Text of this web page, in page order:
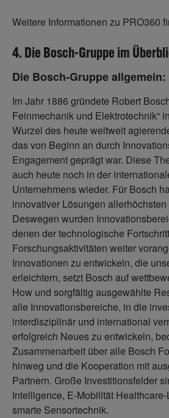
Weitere Informationen zu PRO360
4. Die Bosch-Gruppe im
Die Bosch-Gruppe allgemein:
Im Jahr 1886 gründete Robert
Feinmechanik und Elektrotechnik“
Wurzel des heute weltweit
das von Beginn an durch
Engagement geprägt war. Diese
auch heute noch in der
Unternehmens wieder. Für Bosch
innovativer Lösungen
Deswegen wurden
denen der technologische
Forschungsaktivitäten weiter
Innovationen zu entwickeln, die
erleichtern, setzt Bosch auf
How und sorgfältig ausgewählte
alle Innovationsbereiche, in die
interdisziplinär und international
erfolgreich Neues zu entwickeln,
Zusammenarbeit über alle Bosch
hinweg und die Kooperation mit
Partnern. Große Investitionsfelder
Intelligence, E-Mobilität
smarte Sensortechnik.